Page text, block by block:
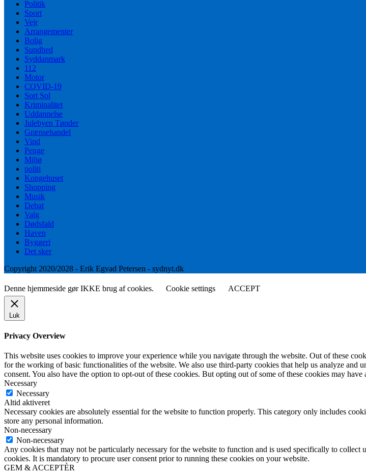
Politik
Sport
Vejr
Arrangementer
Bolig
Sundhed
Syddanmark
112
Motor
COVID-19
Sort Sol
Kriminalitet
Uddannelse
Julebyen Tønder
Grænsehandel
Vind
Penge
Miljø
politi
Kongehuset
Shopping
Musik
Debat
Valg
Dødsfald
Haven
Byggeri
Det sker
Copyright 2020/2028 - Erik Egvad Petersen - sydnyt.dk
Denne hjemmeside gør IKKE brug af cookies. Cookie settings ACCEPT
Luk
Privacy Overview
This website uses cookies to improve your experience while you navigate through the website. Out of these
for the working of basic functionalities of the website. We also use third-party cookies that help us analyze
consent. You also have the option to opt-out of these cookies. But opting out of some of these cookies may
Necessary
Necessary
Altid aktiveret
Necessary cookies are absolutely essential for the website to function properly. This category only includes
store any personal information.
Non-necessary
Non-necessary
Any cookies that may not be particularly necessary for the website to function and is used specifically to collect
cookies. It is mandatory to procure user consent prior to running these cookies on your website.
GEM & ACCEPTÈR